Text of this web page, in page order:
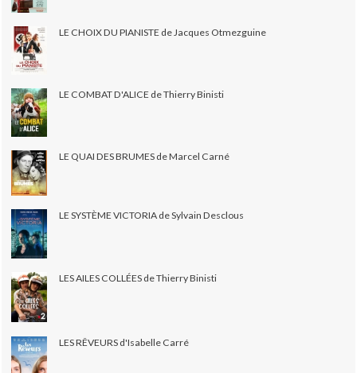
LE CHOIX DU PIANISTE de Jacques Otmezguine
LE COMBAT D'ALICE de Thierry Binisti
LE QUAI DES BRUMES de Marcel Carné
LE SYSTÈME VICTORIA de Sylvain Desclous
LES AILES COLLÉES de Thierry Binisti
LES RÊVEURS d'Isabelle Carré